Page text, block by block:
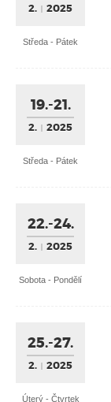
2. 2025
Středa - Pátek
19.-21.
2. 2025
Středa - Pátek
22.-24.
2. 2025
Sobota - Pondělí
25.-27.
2. 2025
Úterý - Čtvrtek